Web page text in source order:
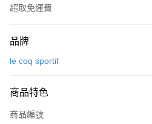
超取免運費
信用卡一次付款
LINE Pay
Apple Pay
品牌
le coq sportif
商品特色
商品編號